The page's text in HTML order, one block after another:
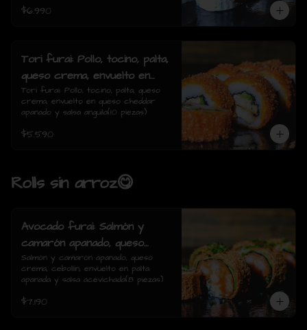
$6.990
Tori furai: Pollo, tocino, palta,
queso crema, envuelto en
queso cheddar apanado y
salsa anguila(10 piezas)
Tori furai: Pollo, tocino, palta, queso
crema, envuelto en queso cheddar
apanado y salsa anguila(10 piezas)
$5.590
Rolls sin arroz😋
Avocado furai: Salmón y
camarón apanado, queso
crema, cebollín, envuelto en
palta apanada y salsa
Salmón y camarón apanado, queso
crema, cebollín, envuelto en palta
apanada y salsa acevichada(8 piezas)
$7.190